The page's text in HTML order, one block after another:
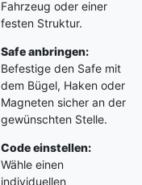
Fahrzeug oder einer
festen Struktur.
Safe anbringen:
Befestige den Safe mit
dem Bügel, Haken oder
Magneten sicher an der
gewünschten Stelle.
Code einstellen:
Wähle einen
individuellen